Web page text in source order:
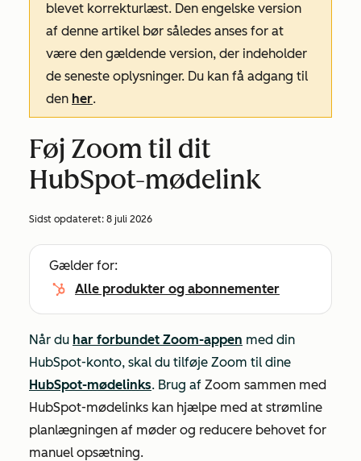
blevet korrekturlæst. Den engelske version
af denne artikel bør således anses for at
være den gældende version, der indeholder
de seneste oplysninger. Du kan få adgang til
den her.
Føj Zoom til dit
HubSpot-mødelink
Sidst opdateret: 8 juli 2026
Gælder for:
Alle produkter og abonnementer
Når du har forbundet Zoom-appen med din
HubSpot-konto, skal du tilføje Zoom til dine
HubSpot-mødelinks. Brug af Zoom sammen med
HubSpot-mødelinks kan hjælpe med at strømline
planlægningen af møder og reducere behovet for
manuel opsætning.